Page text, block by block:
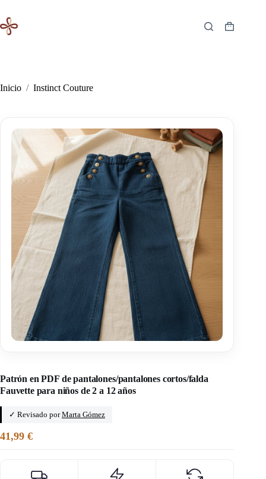
contenido
Carro
Inicio / Instinct Couture
Patrón en PDF de pantalones/pantalones cortos/falda
Fauvette para niños de 2 a 12 años
✓ Revisado porMarta Gómez
41,99 €